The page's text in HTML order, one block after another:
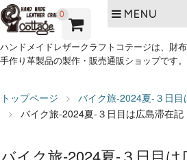
0 MENU
ハンドメイドレザークラフトコテージは、財
手作り革製品の製作・販売通販ショップです。
トップページ バイク旅-2024夏-３日目
バイク旅-2024夏-３日目は広島滞在記
バイク旅-2024夏-３日目は